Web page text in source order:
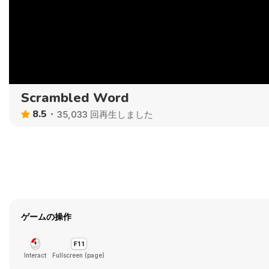
Scrambled Word
8.5 35,033 回再生しました
ゲームの操作
Interact Fullscreen (page)